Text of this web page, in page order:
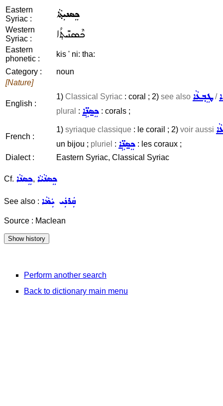
Eastern
Syriac :
ܟܸܣܢܝܼܬ݂ܵܐ
Western
Syriac :
ܟܶܣܢܺܝܬ݂ܳܐ
Eastern
phonetic :
kis ' ni: tha:
Category :
noun
[Nature]
English :
1) Classical Syriac : coral ; 2) see also ܛܸܒ݂ܥܵܐ/
plural : ܟܸܣܢܹ̈ܐ : corals ;
French :
1) syriaque classique : le corail ; 2) voir aussi
un bijou ; pluriel : ܟܸܣܢܹ̈ܐ : les coraux ;
Dialect :
Eastern Syriac, Classical Syriac
Cf. ܟܸܣܢܵܐ, ܟܸܣܢܵܝܵܐ
See also : ܩܲܪܢܲܝ ܝܲܡܵܐ
Source : Maclean
Perform another search
Back to dictionary main menu